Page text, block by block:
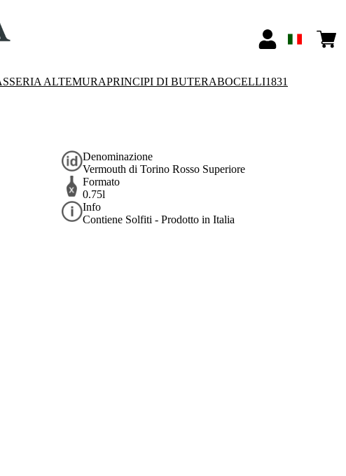
ALTEMURAPRINCIPI DI BUTERABOCELLI1831
Denominazione
Vermouth di Torino Rosso Superiore
Formato
0.75l
Info
Contiene Solfiti - Prodotto in Italia